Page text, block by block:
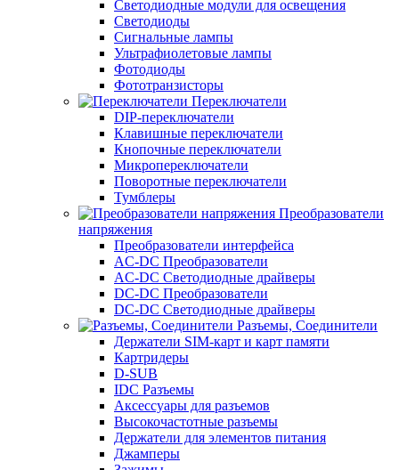
Светодиодные модули для освещения
Светодиоды
Сигнальные лампы
Ультрафиолетовые лампы
Фотодиоды
Фототранзисторы
Переключатели
DIP-переключатели
Клавишные переключатели
Кнопочные переключатели
Микропереключатели
Поворотные переключатели
Тумблеры
Преобразователи
напряжения
Преобразователи интерфейса
AC-DC Преобразователи
AC-DC Светодиодные драйверы
DC-DC Преобразователи
DC-DC Светодиодные драйверы
Разъемы, Соединители
Держатели SIM-карт и карт памяти
Картридеры
D-SUB
IDC Разъемы
Аксессуары для разъемов
Высокочастотные разъемы
Держатели для элементов питания
Джамперы